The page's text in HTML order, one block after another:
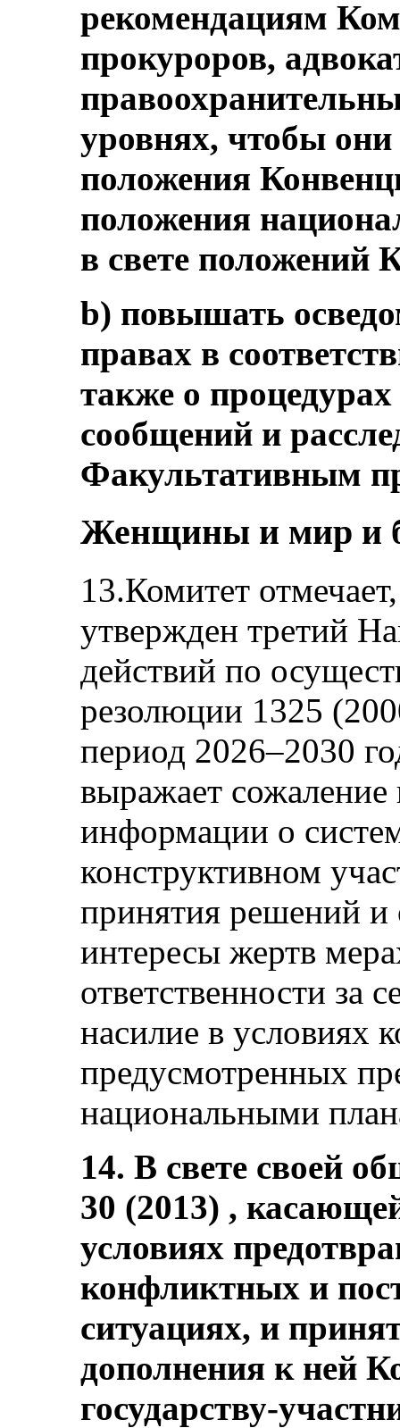
рекомендациям
прокуроров,
уровнях, чтобы
положения
положения
в свете положений
b) повышать
правах в
также о
сообщений и
Факультативным
Женщины и мир и
13.Комитет
утвержден третий
действий по
резолюции 1325
период 2026–2030
выражает сожаление
информации о
конструктивном
принятия решений и
интересы жертв
ответственности за
насилие в условиях
предусмотренных
национальными
14. В свете своей
30 (2013) ,
условиях
конфликтных и
ситуациях, и
дополнения к ней
государству-